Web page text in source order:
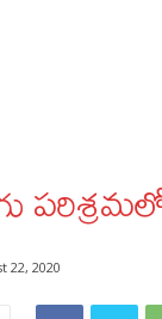
22, 2020